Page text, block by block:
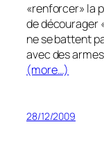
«renforcer» la
de décourager
ne se battent
avec des
(more…)
28/12/2009